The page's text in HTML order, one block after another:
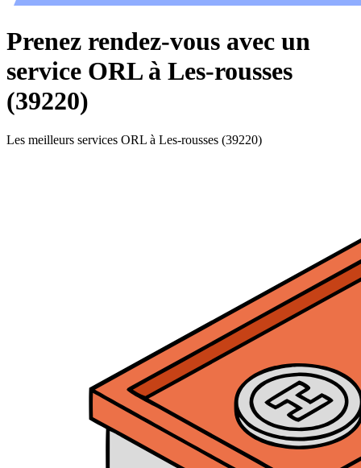
Prenez rendez-vous avec un
service ORL à Les-rousses
(39220)
Les meilleurs services ORL à Les-rousses (39220)